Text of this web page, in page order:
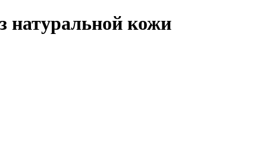
натуральной кожи